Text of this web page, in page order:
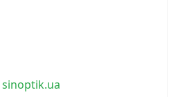
sinoptik.ua